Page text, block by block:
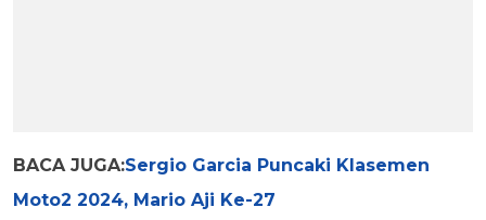
BACA JUGA:Sergio Garcia Puncaki Klasemen
Moto2 2024, Mario Aji Ke-27